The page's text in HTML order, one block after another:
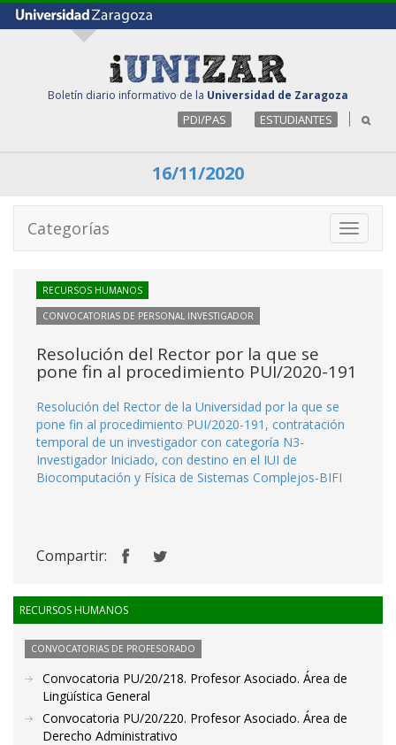
Boletín diario informativo de la Universidad de Zaragoza
PDI/PAS ESTUDIANTES
16/11/2020
Toggle
Categorías
RECURSOS HUMANOS
CONVOCATORIAS DE PERSONAL INVESTIGADOR
Resolución del Rector por la que se
pone fin al procedimiento PUI/2020-191
Resolución del Rector de la Universidad por la que se
pone fin al procedimiento PUI/2020-191, contratación
temporal de un investigador con categoría N3-
Investigador Iniciado, con destino en el IUI de
Biocomputación y Física de Sistemas Complejos-BIFI
Compartir:
RECURSOS HUMANOS
CONVOCATORIAS DE PROFESORADO
Convocatoria PU/20/218. Profesor Asociado. Área de
Lingüística General
Convocatoria PU/20/220. Profesor Asociado. Área de
Derecho Administrativo